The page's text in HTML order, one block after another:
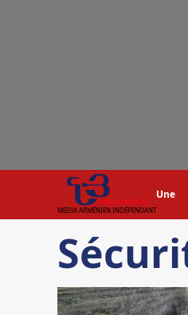
MEDIA ARMÉNIEN INDÉPENDANT
Une